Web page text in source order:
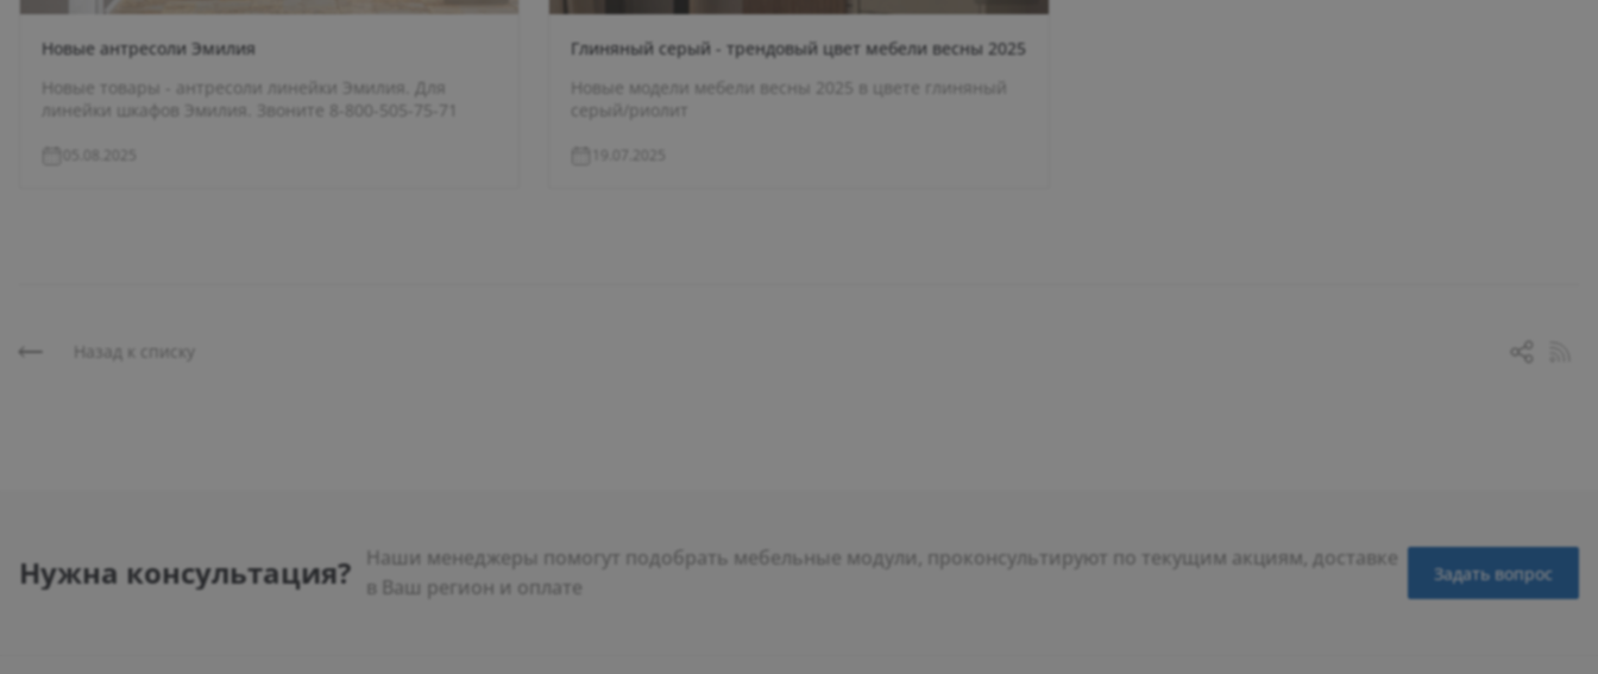
Новые антресоли Эмилия
Новые товары - антресоли линейки Эмилия. Для
линейки шкафов Эмилия. Звоните 8-800-505-75-71
Глиняный серый - трендовый цвет мебели весны 2025
Новые модели мебели весны 2025 в цвете глиняный
серый/риолит
Назад к списку
Нужна консультация?
Наши менеджеры помогут подобрать мебельные модули, проконсультируют по текущим акциям, доставке
в Ваш регион и оплате
Задать вопрос